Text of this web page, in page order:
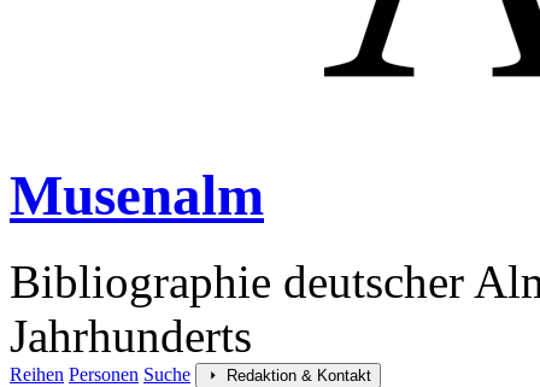
Musenalm
Bibliographie deutscher
Jahrhunderts
Reihen Personen Suche Redaktion & Kontakt